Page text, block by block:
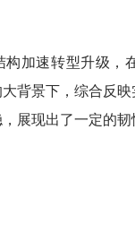
加速转型升级，
背景下，综合反
展现出了一定的